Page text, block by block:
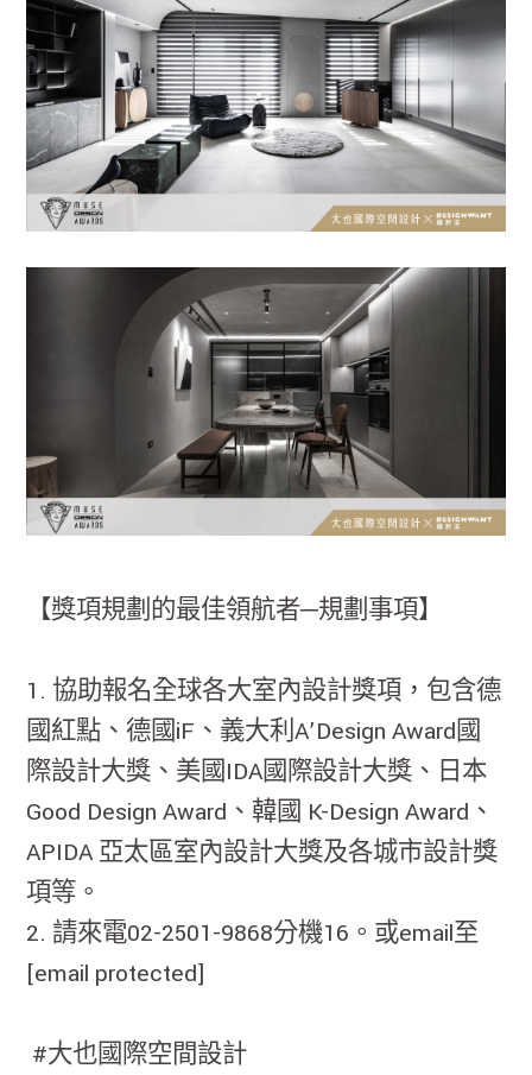
【獎項規劃的最佳領航者─規劃事項】
1. 協助報名全球各大室內設計獎項，包含德
國紅點、德國iF、義大利A’Design Award國
際設計大獎、美國IDA國際設計大獎、日本
Good Design Award、韓國 K-Design Award、
APIDA 亞太區室內設計大獎及各城市設計獎
項等。
2. 請來電02-2501-9868分機16。或email至
[email protected]
#大也國際空間設計